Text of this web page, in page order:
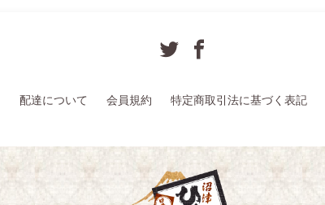
配達について 会員規約 特定商取引法に基づく表記